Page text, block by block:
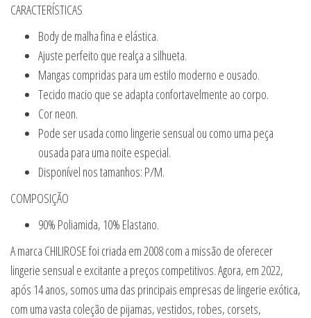
CARACTERÍSTICAS
Body de malha fina e elástica.
Ajuste perfeito que realça a silhueta.
Mangas compridas para um estilo moderno e ousado.
Tecido macio que se adapta confortavelmente ao corpo.
Cor neon.
Pode ser usada como lingerie sensual ou como uma peça
ousada para uma noite especial.
Disponível nos tamanhos: P/M.
COMPOSIÇÃO
90% Poliamida, 10% Elastano.
A marca CHILIROSE foi criada em 2008 com a missão de oferecer
lingerie sensual e excitante a preços competitivos. Agora, em 2022,
após 14 anos, somos uma das principais empresas de lingerie exótica,
com uma vasta coleção de pijamas, vestidos, robes, corsets,